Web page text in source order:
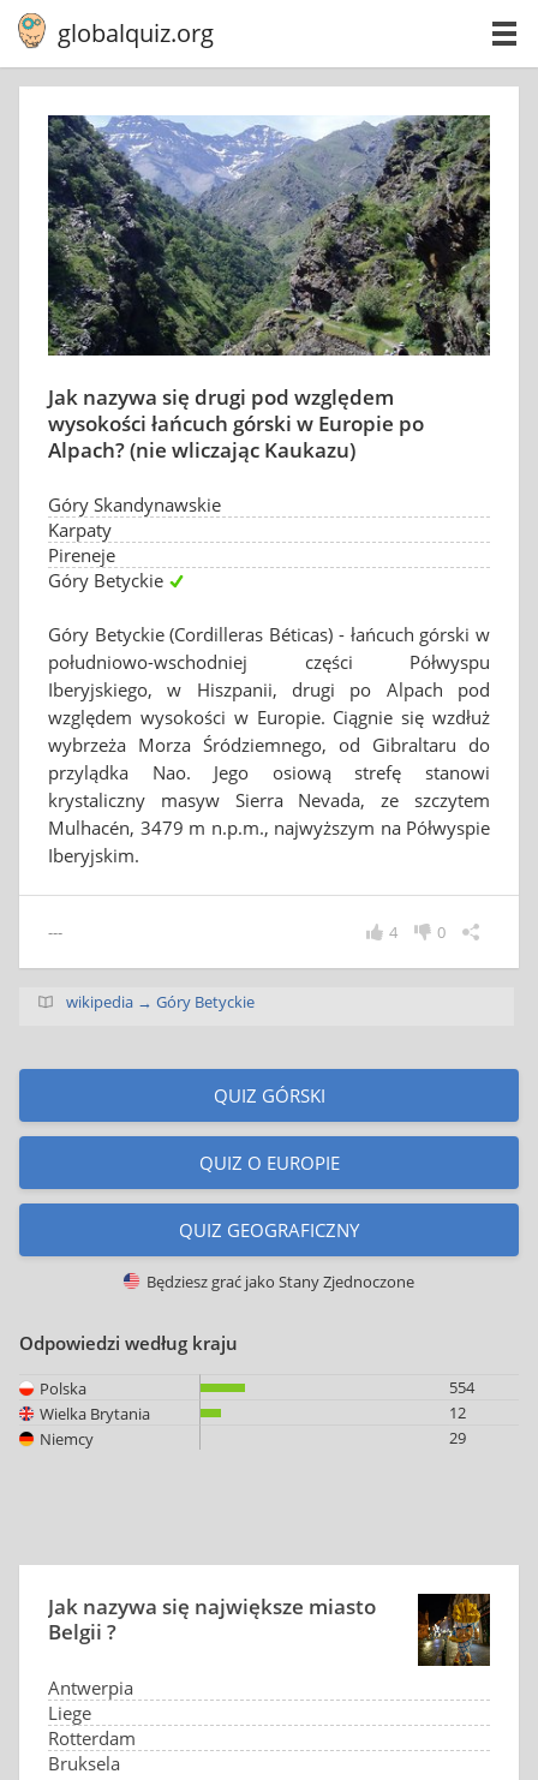
globalquiz.org
Jak nazywa się drugi pod względem
wysokości łańcuch górski w Europie po
Alpach? (nie wliczając Kaukazu)
Góry Skandynawskie
Karpaty
Pireneje
Góry Betyckie
Góry Betyckie (Cordilleras Béticas) - łańcuch górski w
południowo-wschodniej części Półwyspu
Iberyjskiego, w Hiszpanii, drugi po Alpach pod
względem wysokości w Europie. Ciągnie się wzdłuż
wybrzeża Morza Śródziemnego, od Gibraltaru do
przylądka Nao. Jego osiową strefę stanowi
krystaliczny masyw Sierra Nevada, ze szczytem
Mulhacén, 3479 m n.p.m., najwyższym na Półwyspie
Iberyjskim.
--- 0
4
wikipedia → Góry Betyckie
QUIZ GÓRSKI
QUIZ O EUROPIE
QUIZ GEOGRAFICZNY
Będziesz grać jako Stany Zjednoczone
Odpowiedzi według kraju
Polska
554
Wielka Brytania
12
Niemcy
29
Jak nazywa się największe miasto
Belgii ?
Antwerpia
Liege
Rotterdam
Bruksela